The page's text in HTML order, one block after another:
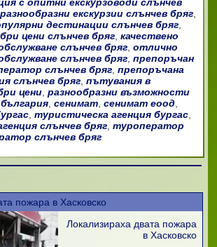
екскурзии слънчев бряг,
дестинации слънчев бряг,
цени слънчев бряг, качествено
слънчев бряг, отлично
слънчев бряг, препоръчан
слънчев бряг, препоръчана
слънчев бряг, пътувания в
цени, разнообразни възможности
, сенимат, сенимат еоод,
, туристическа агенция бургас,
слънчев бряг, туроператор
слънчев бряг
пожара в Хасковско
Локализираха двата пожара
в Хасковско